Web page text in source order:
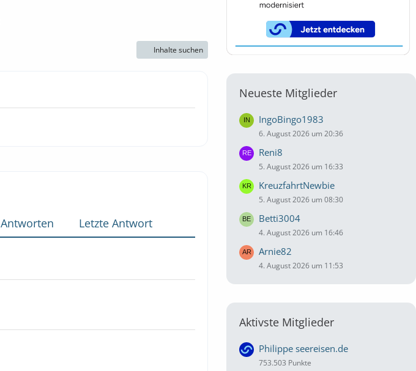
Inhalte suchen
Antworten Letzte Antwort
Neueste Mitglieder
IngoBingo1983
6. August 2026 um 20:36
Reni8
5. August 2026 um 16:33
KreuzfahrtNewbie
5. August 2026 um 08:30
Betti3004
4. August 2026 um 16:46
Arnie82
4. August 2026 um 11:53
Aktivste Mitglieder
Philippe seereisen.de
753.503 Punkte